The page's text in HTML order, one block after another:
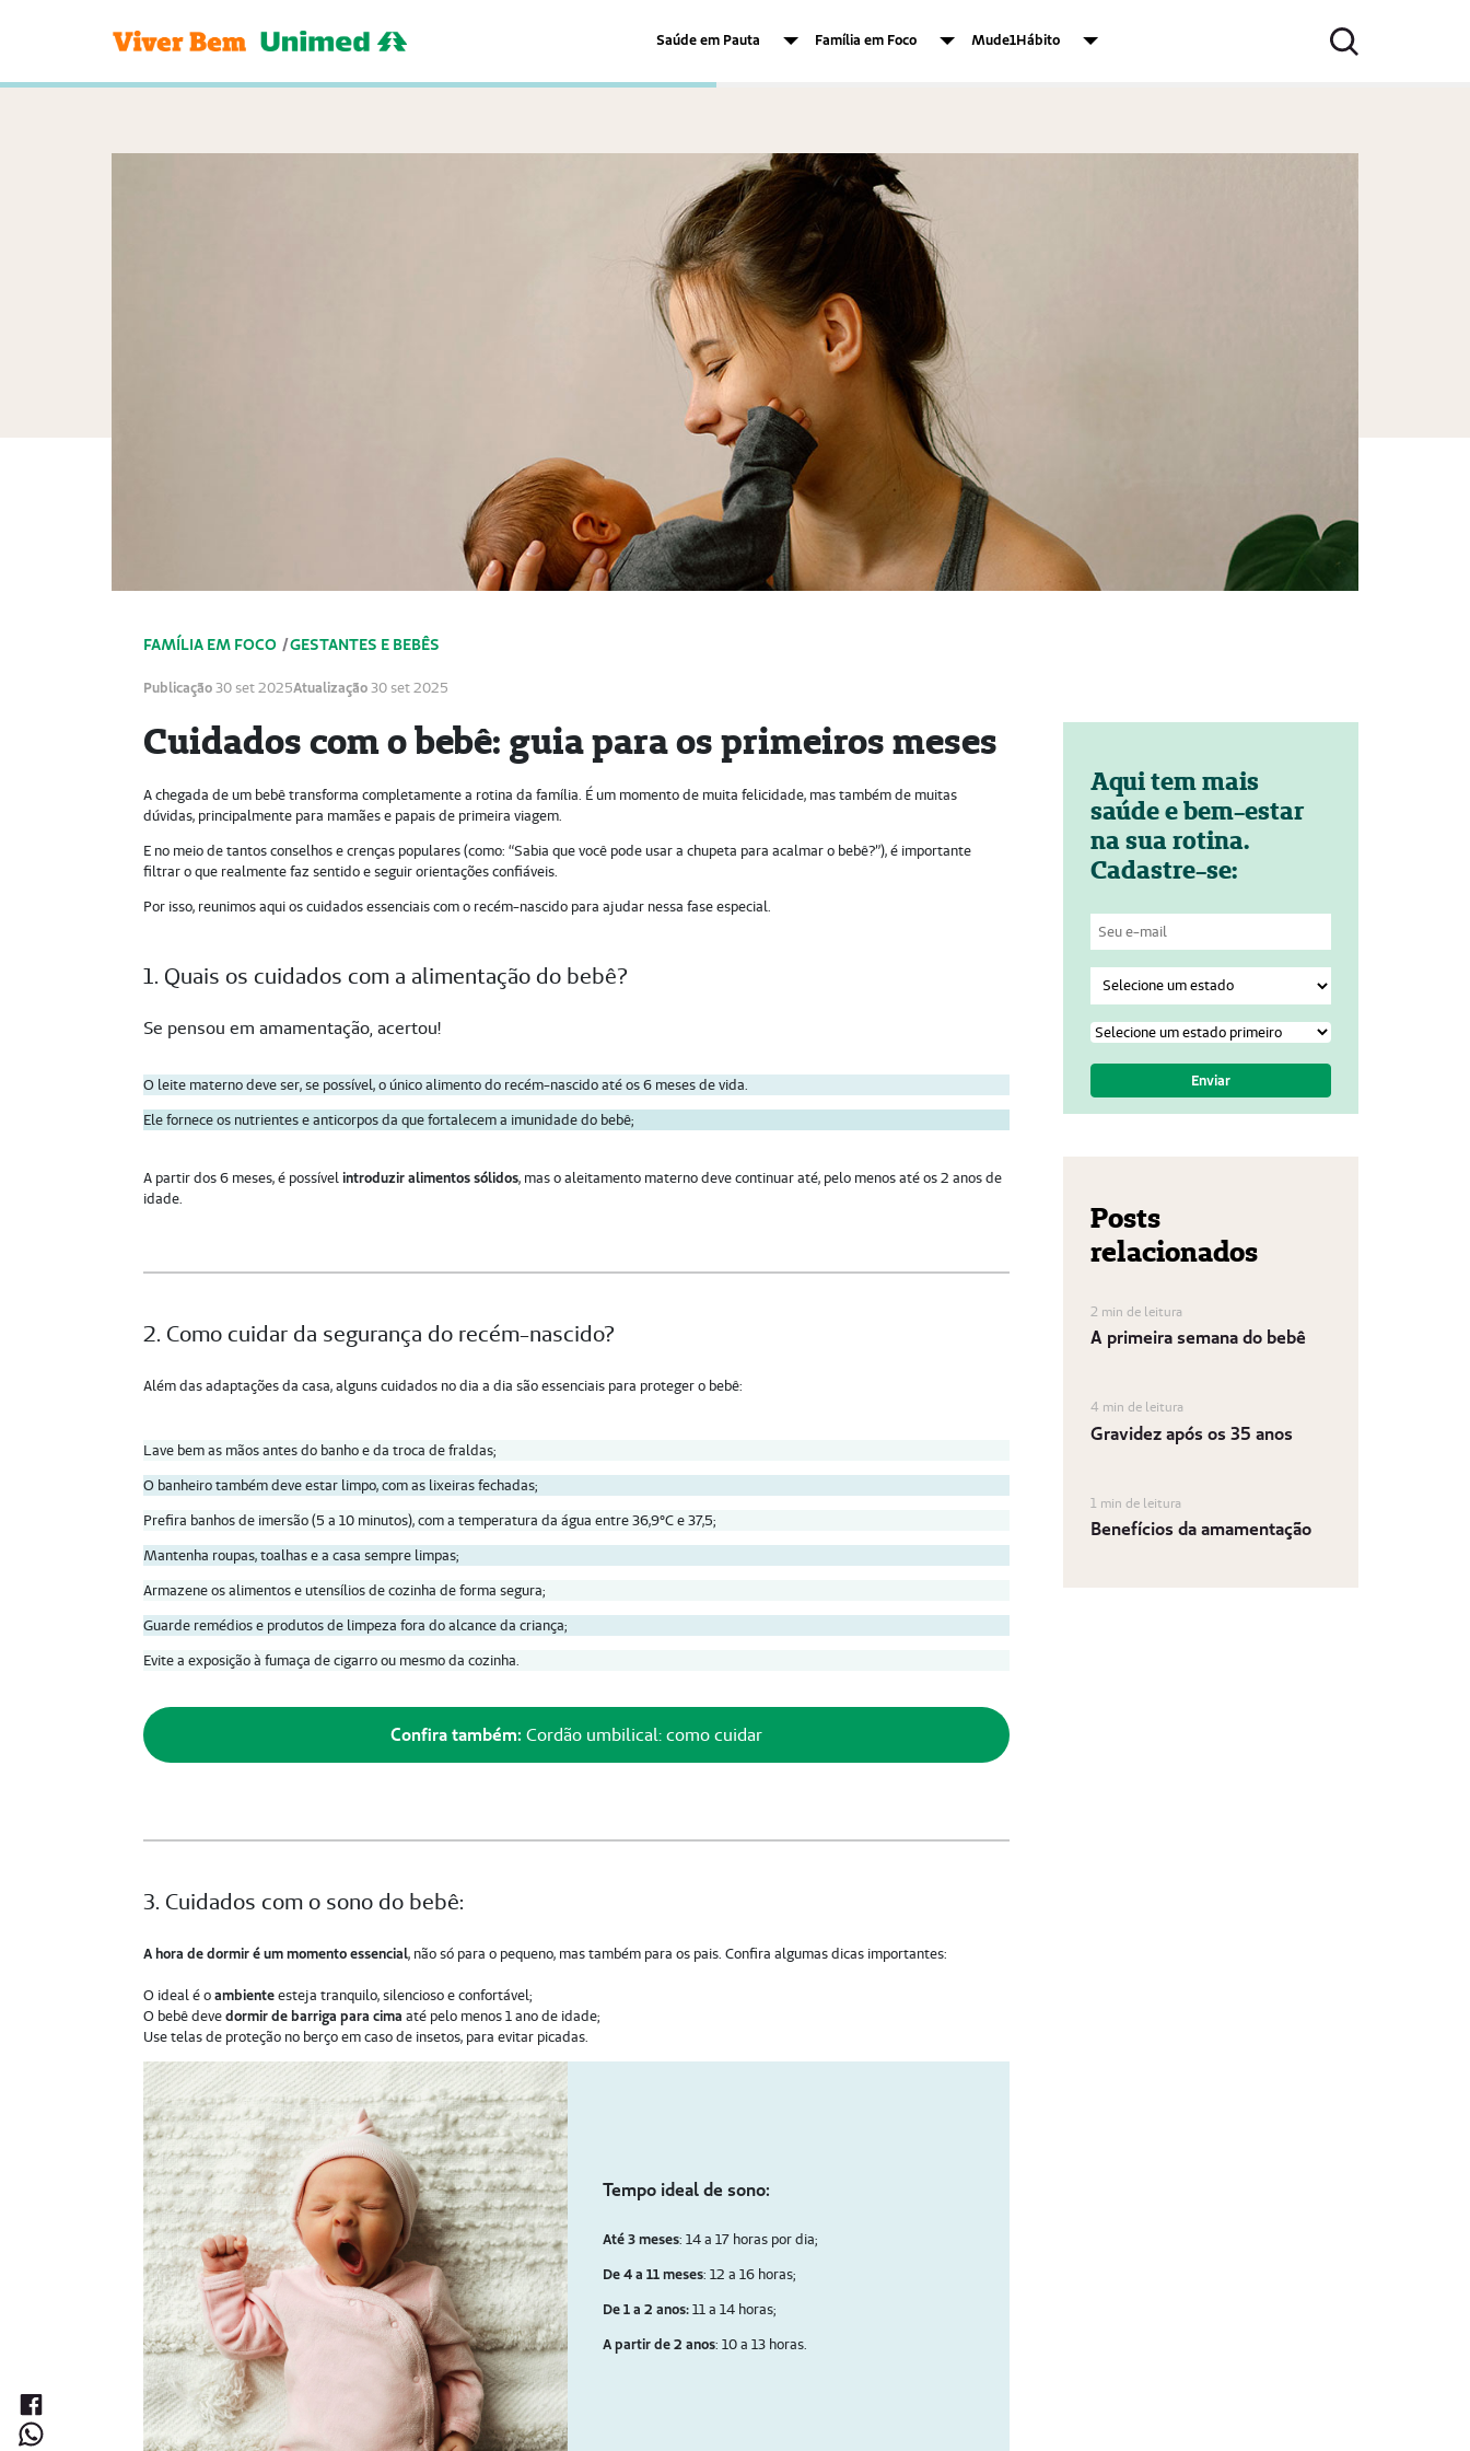
Saúde em Pauta Família em Foco Mude1Hábito
FAMÍLIA EM FOCO /GESTANTES E BEBÊS
Publicação30 set 2025Atualização30 set 2025
Cuidados com o bebê: guia para os primeiros meses
A chegada de um bebê transforma completamente a rotina da família. É um momento de muita felicidade, mas também de muitas
dúvidas, principalmente para mamães e papais de primeira viagem.
E no meio de tantos conselhos e crenças populares (como: “Sabia que você pode usar a chupeta para acalmar o bebê?”), é importante
filtrar o que realmente faz sentido e seguir orientações confiáveis.
Por isso, reunimos aqui os cuidados essenciais com o recém-nascido para ajudar nessa fase especial.
1. Quais os cuidados com a alimentação do bebê?
Se pensou em amamentação, acertou!
O leite materno deve ser, se possível, o único alimento do recém-nascido até os 6 meses de vida.
Ele fornece os nutrientes e anticorpos da que fortalecem a imunidade do bebê;
A partir dos 6 meses, é possívelintroduzir alimentos sólidos, mas o aleitamento materno deve continuar até, pelo menos até os 2 anos de
idade.
2. Como cuidar da segurança do recém-nascido?
Além das adaptações da casa, alguns cuidados no dia a dia são essenciais para proteger o bebê:
Lave bem as mãos antes do banho e da troca de fraldas;
O banheiro também deve estar limpo, com as lixeiras fechadas;
Prefira banhos de imersão (5 a 10 minutos), com a temperatura da água entre 36,9°C e 37,5;
Mantenha roupas, toalhas e a casa sempre limpas;
Armazene os alimentos e utensílios de cozinha de forma segura;
Guarde remédios e produtos de limpeza fora do alcance da criança;
Evite a exposição à fumaça de cigarro ou mesmo da cozinha.
Confira também: Cordão umbilical: como cuidar
3. Cuidados com o sono do bebê:
A hora de dormir é um momento essencial, não só para o pequeno, mas também para os pais. Confira algumas dicas importantes:
O ideal é oambienteesteja tranquilo, silencioso e confortável;
O bebê devedormir de barriga para cima até pelo menos 1 ano de idade;
Use telas de proteção no berço em caso de insetos, para evitar picadas.
Tempo ideal de sono:
Até 3 meses: 14 a 17 horas por dia;
De 4 a 11 meses: 12 a 16 horas;
De 1 a 2 anos:11 a 14 horas;
A partir de 2 anos: 10 a 13 horas.
Aqui tem mais
saúde e bem-estar
na sua rotina.
Cadastre-se:
Posts
relacionados
2 min de leitura
A primeira semana do bebê
4 min de leitura
Gravidez após os 35 anos
1 min de leitura
Benefícios da amamentação